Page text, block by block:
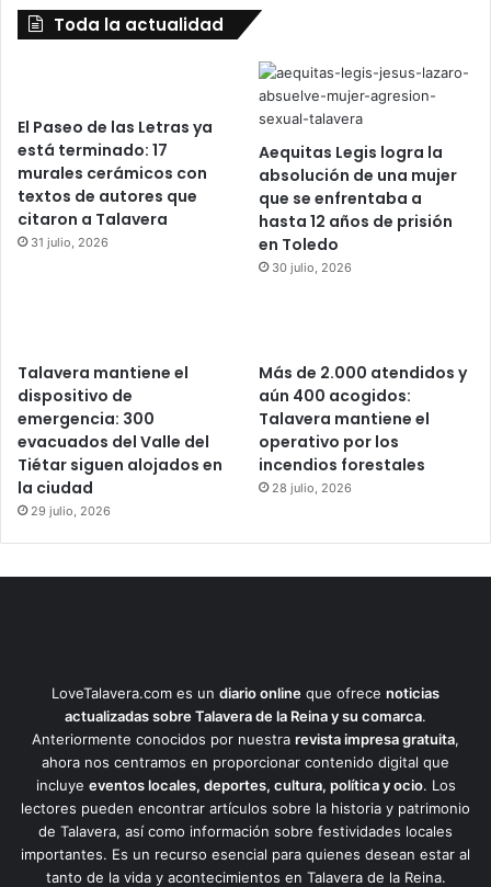
Toda la actualidad
El Paseo de las Letras ya
está terminado: 17
murales cerámicos con
textos de autores que
citaron a Talavera
31 julio, 2026
Aequitas Legis logra la
absolución de una mujer
que se enfrentaba a
hasta 12 años de prisión
en Toledo
30 julio, 2026
Talavera mantiene el
dispositivo de
emergencia: 300
evacuados del Valle del
Tiétar siguen alojados en
la ciudad
29 julio, 2026
Más de 2.000 atendidos y
aún 400 acogidos:
Talavera mantiene el
operativo por los
incendios forestales
28 julio, 2026
LoveTalavera.com es un diario online que ofrece noticias
actualizadas sobre Talavera de la Reina y su comarca.
Anteriormente conocidos por nuestra revista impresa gratuita,
ahora nos centramos en proporcionar contenido digital que
incluye eventos locales, deportes, cultura, política y ocio. Los
lectores pueden encontrar artículos sobre la historia y patrimonio
de Talavera, así como información sobre festividades locales
importantes. Es un recurso esencial para quienes desean estar al
tanto de la vida y acontecimientos en Talavera de la Reina.